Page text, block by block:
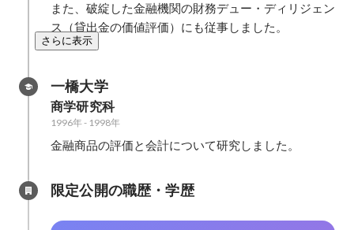
また、破綻した金融機関の財務デュー・ディリジェン
ス（貸出金の価値評価）にも従事しました。
さらに表示
一橋大学
商学研究科
1996年- 1998年
金融商品の評価と会計について研究しました。
限定公開の職歴・学歴